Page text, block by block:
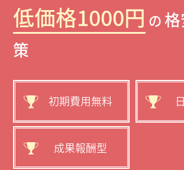
低価格1000円 の
策
初期費用無料
成果報酬型